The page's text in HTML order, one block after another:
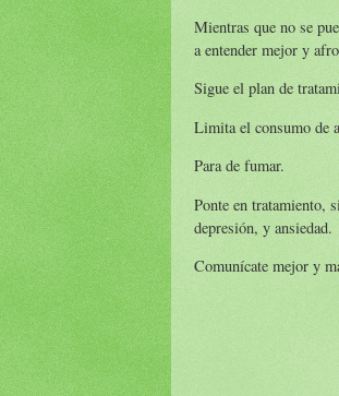
Mientras que no se
a entender mejor y
Sigue el plan de
Limita el consumo de
Para de fumar.
Ponte en tratamiento,
depresión, y ansiedad.
Comunícate mejor y